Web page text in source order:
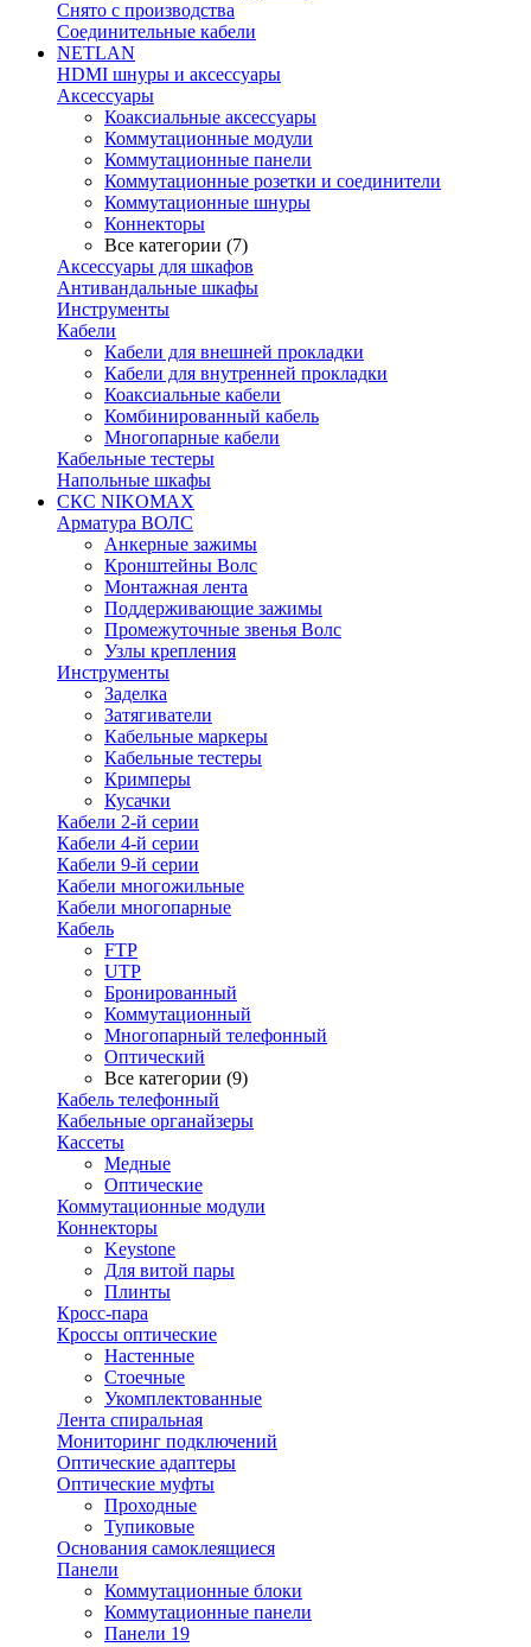
Снято с производства
Соединительные кабели
NETLAN
HDMI шнуры и аксессуары
Аксессуары
Коаксиальные аксессуары
Коммутационные модули
Коммутационные панели
Коммутационные розетки и соединители
Коммутационные шнуры
Коннекторы
Все категории (7)
Аксессуары для шкафов
Антивандальные шкафы
Инструменты
Кабели
Кабели для внешней прокладки
Кабели для внутренней прокладки
Коаксиальные кабели
Комбинированный кабель
Многопарные кабели
Кабельные тестеры
Напольные шкафы
СКС NIKOMAX
Арматура ВОЛС
Анкерные зажимы
Кронштейны Волс
Монтажная лента
Поддерживающие зажимы
Промежуточные звенья Волс
Узлы крепления
Инструменты
Заделка
Затягиватели
Кабельные маркеры
Кабельные тестеры
Кримперы
Кусачки
Кабели 2-й серии
Кабели 4-й серии
Кабели 9-й серии
Кабели многожильные
Кабели многопарные
Кабель
FTP
UTP
Бронированный
Коммутационный
Многопарный телефонный
Оптический
Все категории (9)
Кабель телефонный
Кабельные органайзеры
Кассеты
Медные
Оптические
Коммутационные модули
Коннекторы
Keystone
Для витой пары
Плинты
Кросс-пара
Кроссы оптические
Настенные
Стоечные
Укомплектованные
Лента спиральная
Мониторинг подключений
Оптические адаптеры
Оптические муфты
Проходные
Тупиковые
Основания самоклеящиеся
Панели
Коммутационные блоки
Коммутационные панели
Панели 19